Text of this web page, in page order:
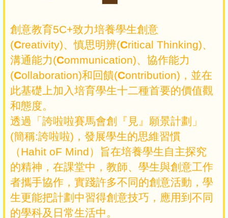
創意教育5C+致力培養學生創意
(Creativity)、慎思明辨(Critical Thinking)、
溝通能力(Communication)、協作能力
(Collaboration)和回饋(Contribution)，並在
此基礎上加入培育學生十二種首要的價值觀
和態度。
透過「誇啦啦賽馬會創『見』願景計劃」
(簡稱:誇啦啦)，發展學生的思維習慣
（Hahit oF Mind）旨在培養學生自主探究
的精神，在課堂中，教師、學生與創意工作
者攜手協作，實踐許多不同的創意活動，學
生更能把計劃中習得創意技巧，應用到不同
的學科及日常生活中。